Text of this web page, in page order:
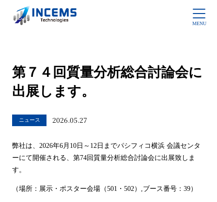
第７４回質量分析総合討論会に
出展します。
ニュース 2026.05.27
弊社は、2026年6月10日～12日までパシフィコ横浜 会議センタ
ーにて開催される、第74回質量分析総合討論会に出展致しま
す。
（場所：展示・ポスター会場（501・502）,ブース番号：39）